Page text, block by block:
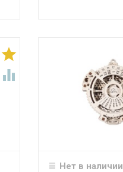


Нет в наличии